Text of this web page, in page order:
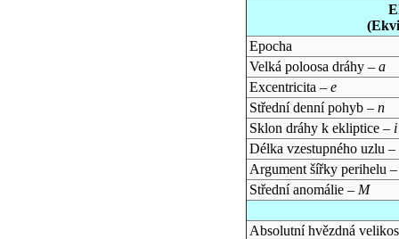
Epocha
Velká poloosa dráhy – a
Excentricita – e
Střední denní pohyb – n
Sklon dráhy k ekliptice – i
Délka vzestupného uzlu –
Argument šířky perihelu
Střední anomálie – M
Absolutní hvězdná